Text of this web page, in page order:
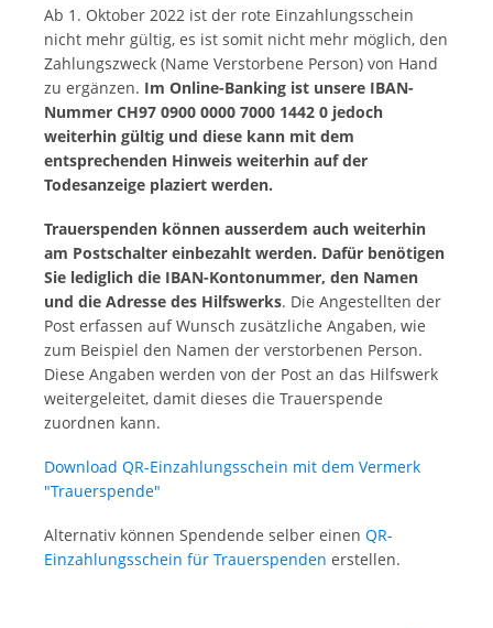
Ab 1. Oktober 2022 ist der rote Einzahlungsschein
nicht mehr gültig, es ist somit nicht mehr möglich, den
Zahlungszweck (Name Verstorbene Person) von Hand
zu ergänzen. Im Online-Banking ist unsere IBAN-
Nummer CH97 0900 0000 7000 1442 0 jedoch
weiterhin gültig und diese kann mit dem
entsprechenden Hinweis weiterhin auf der
Todesanzeige plaziert werden.
Trauerspenden können ausserdem auch weiterhin
am Postschalter einbezahlt werden. Dafür benötigen
Sie lediglich die IBAN-Kontonummer, den Namen
und die Adresse des Hilfswerks. Die Angestellten der
Post erfassen auf Wunsch zusätzliche Angaben, wie
zum Beispiel den Namen der verstorbenen Person.
Diese Angaben werden von der Post an das Hilfswerk
weitergeleitet, damit dieses die Trauerspende
zuordnen kann.
Download QR-Einzahlungsschein mit dem Vermerk
"Trauerspende"
Alternativ können Spendende selber einen QR-
Einzahlungsschein für Trauerspenden erstellen.